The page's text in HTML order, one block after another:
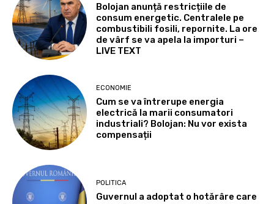
Bolojan anunță restricțiile de
consum energetic. Centralele pe
combustibili fosili, repornite. La ore
de vârf se va apela la importuri –
LIVE TEXT
ECONOMIE
Cum se va întrerupe energia
electrică la marii consumatori
industriali? Bolojan: Nu vor exista
compensații
POLITICA
Guvernul a adoptat o hotărâre care